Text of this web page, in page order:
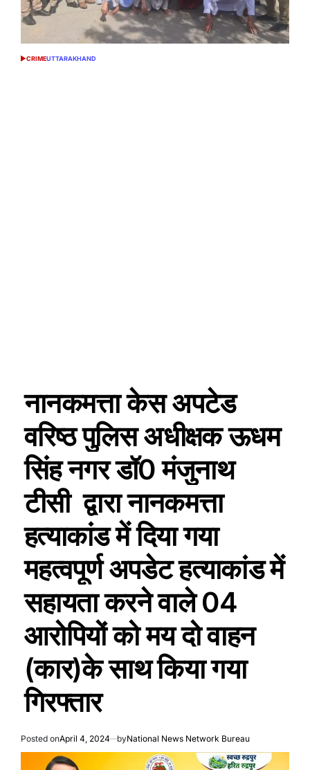
POSTED
CRIMEUTTARAKHAND
नानकमत्ता केस अपटेड
वरिष्ठ पुलिस अधीक्षक ऊधम
सिंह नगर डॉ0 मंजुनाथ
टीसी द्वारा नानकमत्ता
हत्याकांड में दिया गया
महत्वपूर्ण अपडेट हत्याकांड में
सहायता करने वाले 04
आरोपियों को मय दो वाहन
(कार)के साथ किया गया
गिरफ्तार
Posted onApril 4, 2024 byNational News Network Bureau